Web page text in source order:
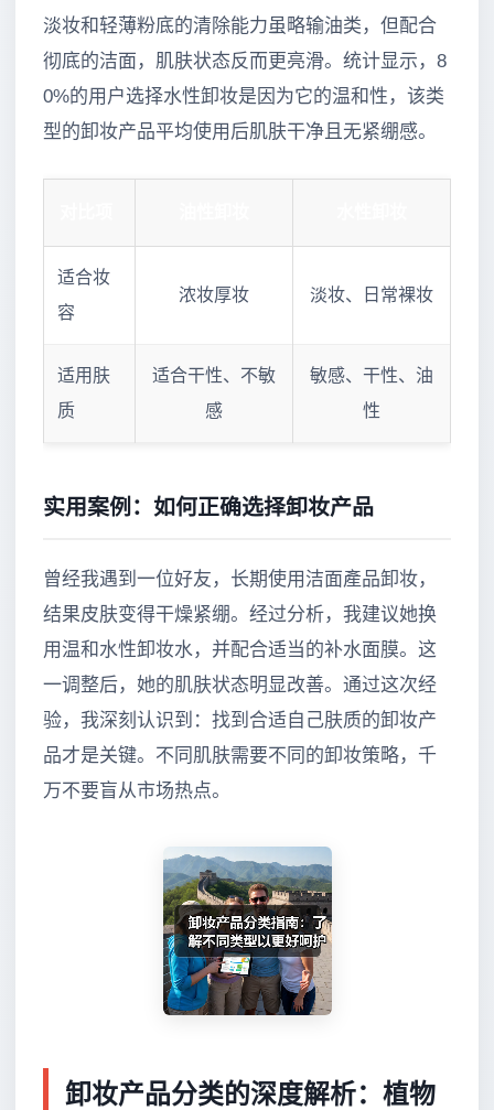
淡妆和轻薄粉底的清除能力虽略输油类，但配合
彻底的洁面，肌肤状态反而更亮滑。统计显示，8
0%的用户选择水性卸妆是因为它的温和性，该类
型的卸妆产品平均使用后肌肤干净且无紧绷感。
适合妆
容
浓妆厚妆 淡妆、日常裸妆
适用肤
质
适合干性、不敏
感
敏感、干性、油
性
实用案例：如何正确选择卸妆产品
曾经我遇到一位好友，长期使用洁面產品卸妆，
结果皮肤变得干燥紧绷。经过分析，我建议她换
用温和水性卸妆水，并配合适当的补水面膜。这
一调整后，她的肌肤状态明显改善。通过这次经
验，我深刻认识到：找到合适自己肤质的卸妆产
品才是关键。不同肌肤需要不同的卸妆策略，千
万不要盲从市场热点。
卸妆产品分类的深度解析：植物